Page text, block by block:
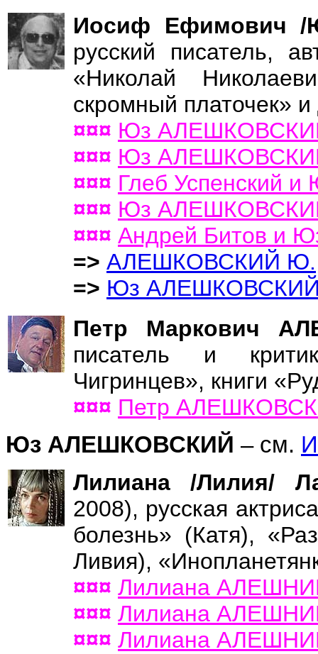
Иосиф Ефимович
русский писатель,
«Николай
скромный платочек» и
¤¤¤ Юз
¤¤¤ Юз
¤¤¤ Глеб Успенский
¤¤¤ Юз АЛЕШКОВСКИЙ
¤¤¤ Андрей Битов и
=> АЛЕШКОВСКИЙ Ю.
=> Юз
Петр Маркович
писатель и
Чигринцев», книги
¤¤¤ Петр
Юз АЛЕШКОВСКИЙ – см.
Лилиана /Лилия/
2008), русская
болезнь» (Катя),
Ливия),
¤¤¤ Лилиана
¤¤¤ Лилиана
¤¤¤ Лилиана